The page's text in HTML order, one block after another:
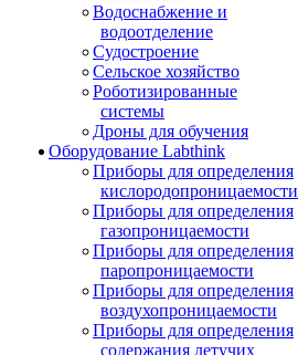
Водоснабжение и
водоотделение
Судостроение
Сельское хозяйство
Роботизированные
системы
Дроны для обучения
Оборудование Labthink
Приборы для определения
кислородопроницаемости
Приборы для определения
газопроницаемости
Приборы для определения
паропроницаемости
Приборы для определения
воздухопроницаемости
Приборы для определения
содержания летучих